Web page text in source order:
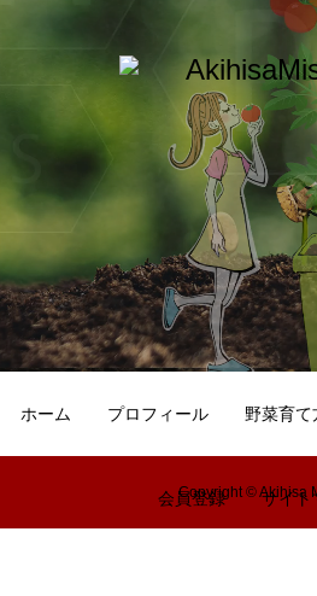
ホーム プロフィール 野菜育て
会員登録 サイト
Copyright © Akihisa